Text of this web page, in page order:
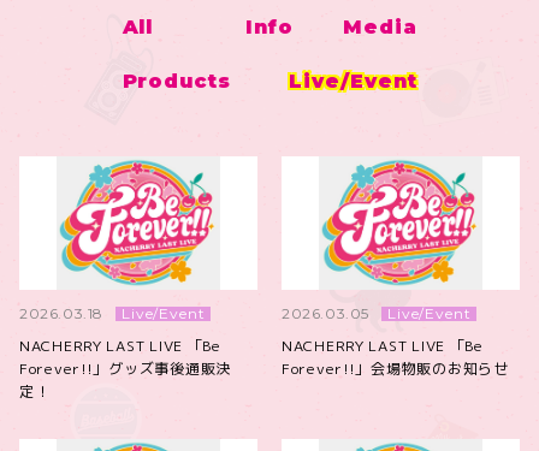
All Info Media
Products Live/Event
2026.03.18 Live/Event
NACHERRY LAST LIVE 「Be
Forever!!」グッズ事後通販決
定！
2026.03.05 Live/Event
NACHERRY LAST LIVE 「Be
Forever!!」会場物販のお知らせ